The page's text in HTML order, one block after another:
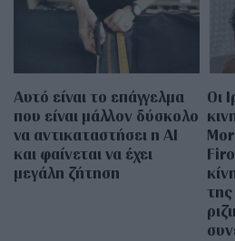
Αυτό είναι το επάγγελμα
που είναι μάλλον δύσκολο
να αντικαταστήσει η AI
και φαίνεται να έχει
μεγάλη ζήτηση
Οι